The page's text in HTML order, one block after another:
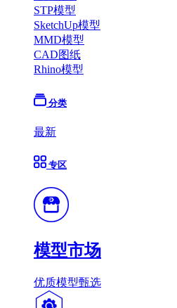
STP模型
SketchUp模型
MMD模型
CAD图纸
Rhino模型
分类
最新
专区
模型市场
优质模型甄选